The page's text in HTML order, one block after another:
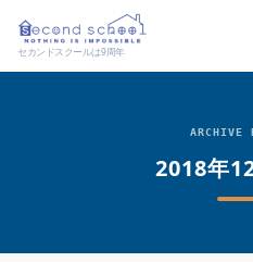
セカンドスクールは9周年
ARCHIVE
2018年